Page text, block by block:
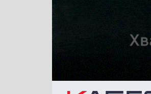
Перейти к основному содержанию